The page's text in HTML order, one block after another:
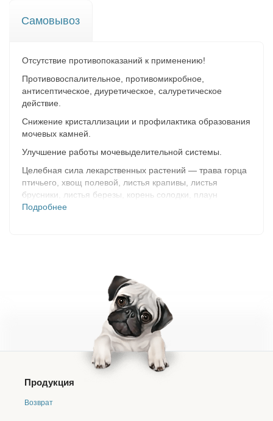
Самовывоз
Отсутствие противопоказаний к применению!
Противовоспалительное, противомикробное,
антисептическое, диуретическое, салуретическое
действие.
Снижение кристаллизации и профилактика образования
мочевых камней.
Улучшение работы мочевыделительной системы.
Целебная сила лекарственных растений — трава горца
птичьего, хвощ полевой, листья крапивы, листья
брусники, листья березы, корень солодки, плаун
булавовидный, барбарис обыкновенный, золотарник
Подробнее
Продукция
Возврат